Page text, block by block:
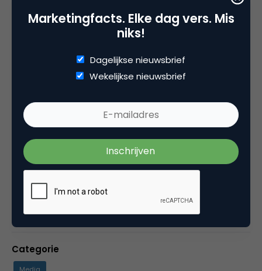
Credits afbeelding:askpang(CC)
Deel dit artikel
Thomas van Manen
Journalist en oud-hoofdredacteur bij
Marketingfacts
Categorie
Media
Marketingfacts. Elke dag vers. Mis
niks!
Dagelijkse nieuwsbrief
Wekelijkse nieuwsbrief